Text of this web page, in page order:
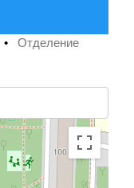
• Отделение